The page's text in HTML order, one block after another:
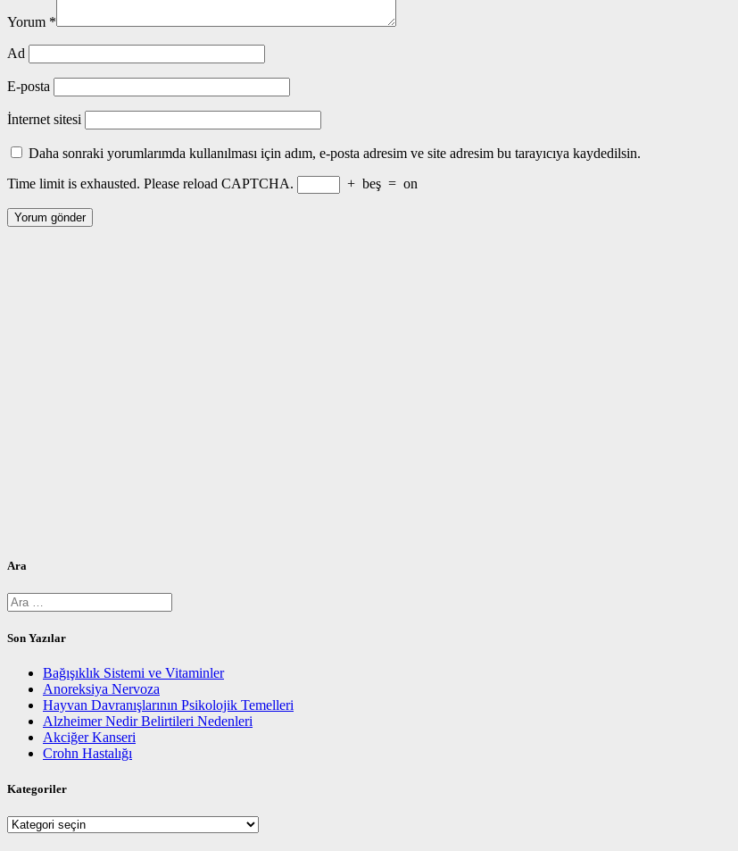
Yorum *
Ad
E-posta
İnternet sitesi
Daha sonraki yorumlarımda kullanılması için adım, e-posta adresim ve site adresim bu tarayıcıya kaydedilsin.
Time limit is exhausted. Please reload CAPTCHA.
+ beş = on
Ara
Arama:
Son Yazılar
Bağışıklık Sistemi ve Vitaminler
Anoreksiya Nervoza
Hayvan Davranışlarının Psikolojik Temelleri
Alzheimer Nedir Belirtileri Nedenleri
Akciğer Kanseri
Crohn Hastalığı
Kategoriler
Kategoriler